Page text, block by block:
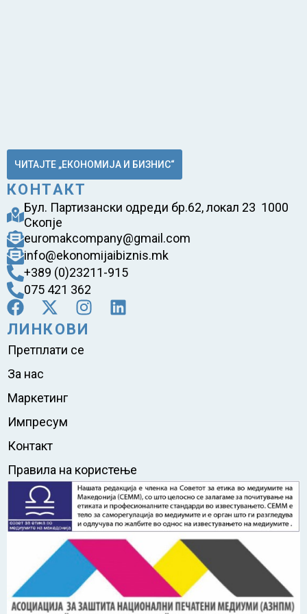
ЧИТАЈТЕ „ЕКОНОМИЈА И БИЗНИС“
КОНТАКТ
Бул. Партизански одреди бр.62, локал 23 1000
Скопје
euromakcompany@gmail.com
info@ekonomijaibiznis.mk
+389 (0)23211-915
075 421 362
ЛИНКОВИ
Претплати се
За нас
Маркетинг
Импресум
Контакт
Правила на користење